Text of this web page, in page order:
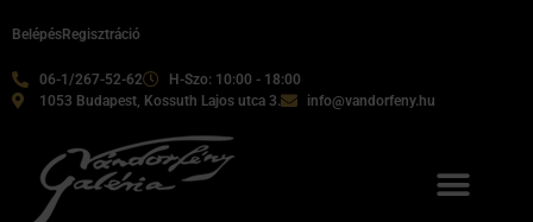
06-1/267-52-62
H-Szo: 10:00 - 18:00
1053 Budapest, Kossuth Lajos utca 3.
info@vandorfeny.hu
BelépésRegisztráció